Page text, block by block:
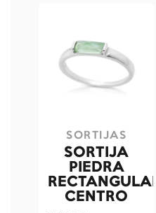
SORTIJAS
SORTIJA
PIEDRA
RECTANGULAR
CENTRO